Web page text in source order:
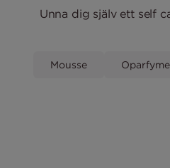
Unna dig själv ett self
Mousse